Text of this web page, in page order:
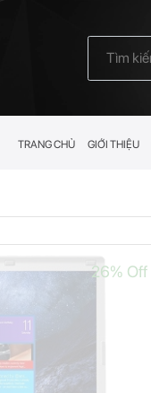
TRANG CHỦ GIỚI THIỆU
26% Off